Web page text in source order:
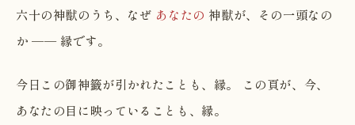
六十の神獣のうち、なぜ あなたの 神獣が、その一頭なの
か ── 縁です。
今日この御神籤が引かれたことも、縁。 この頁が、今、
あなたの目に映っていることも、縁。